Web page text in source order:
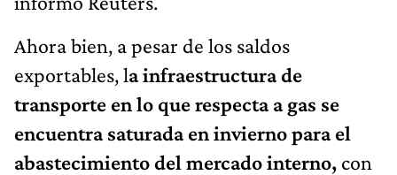
Ahora bien, a pesar de los saldos
exportables, la infraestructura de
transporte en lo que respecta a gas se
encuentra saturada en invierno para el
abastecimiento del mercado interno, con